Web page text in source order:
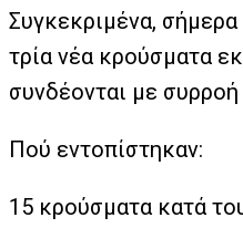
Συγκεκριμένα,
τρία νέα κρούσματα
συνδέονται με συρροή
Πού εντοπίστηκαν:
15 κρούσματα κατά